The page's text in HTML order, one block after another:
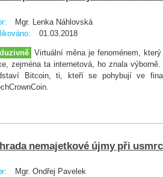
Mgr. Lenka Náhlovská
01.03.2018
Virtuální měna je fenoménem,
zejména ta internetová, ho znala
Bitcoin, ti, kteří se pohybují ve
nemajetkové újmy při
Mgr. Ondřej Pavelek